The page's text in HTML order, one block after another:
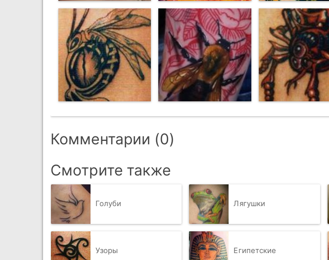
Комментарии (0)
Смотрите также
Голуби Лягушки
Узоры Египетские